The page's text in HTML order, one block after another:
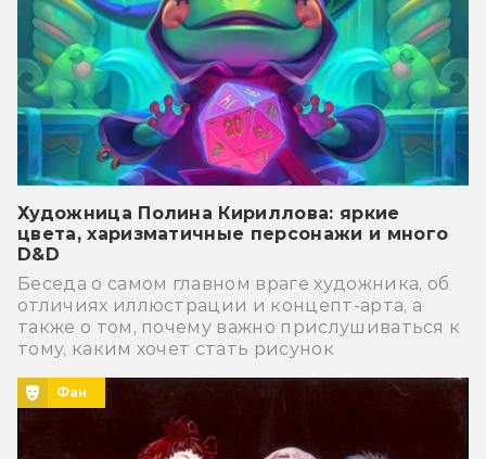
Художница Полина Кириллова: яркие
цвета, харизматичные персонажи и много
D&D
Беседа о самом главном враге художника, об
отличиях иллюстрации и концепт-арта, а
также о том, почему важно прислушиваться к
тому, каким хочет стать рисунок
Фан